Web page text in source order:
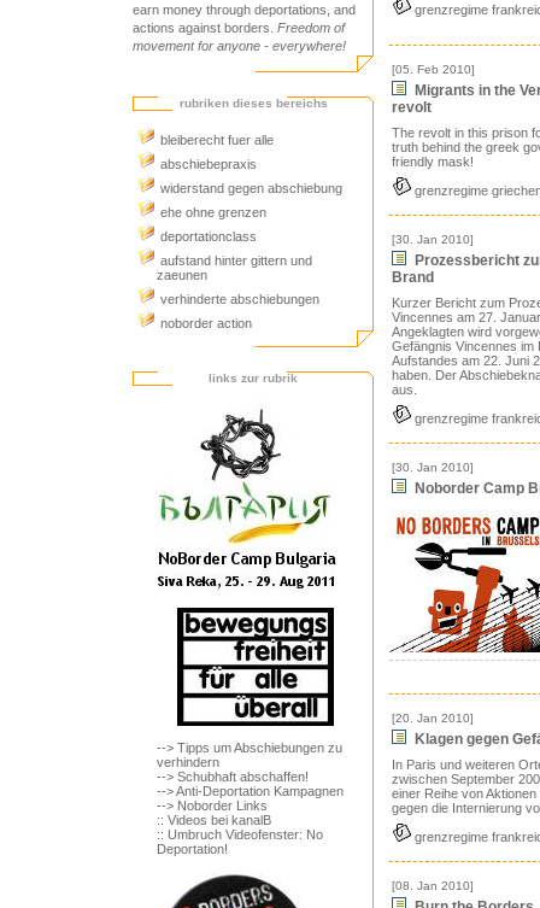
earn money through deportations, and
actions against borders. Freedom of
movement for anyone - everywhere!
rubriken dieses bereichs
bleiberecht fuer alle
abschiebepraxis
widerstand gegen abschiebung
ehe ohne grenzen
deportationclass
aufstand hinter gittern und
zaeunen
verhinderte abschiebungen
noborder action
links zur rubrik
--> Tipps um Abschiebungen zu
verhindern
--> Schubhaft abschaffen!
--> Anti-Deportation Kampagnen
--> Noborder Links
:: Videos bei kanalB
:: Umbruch Videofenster: No
Deportation!
grenzregime
[05. Feb 2010]
Migrants in the
revolt
The revolt in this prison
truth behind the greek
friendly mask!
grenzregime
[30. Jan 2010]
Prozessbericht
Brand
Kurzer Bericht zum
Vincennes am 27.
Angeklagten wird
Gefängnis Vincennes im
Aufstandes am 22. Juni
haben. Der
aus.
grenzregime
[30. Jan 2010]
Noborder Camp
[20. Jan 2010]
Klagen gegen
In Paris und weiteren
zwischen September
einer Reihe von
gegen die Internierung
grenzregime
[08. Jan 2010]